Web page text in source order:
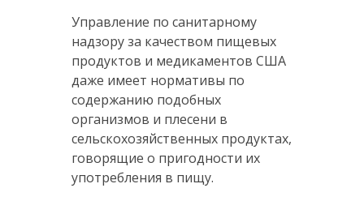
Управление по санитарному
надзору за качеством пищевых
продуктов и медикаментов США
даже имеет нормативы по
содержанию подобных
организмов и плесени в
сельскохозяйственных продуктах,
говорящие о пригодности их
употребления в пищу.